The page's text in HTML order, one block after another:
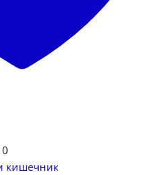
кишечник